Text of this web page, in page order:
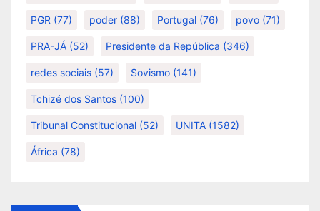
PGR (77) poder (88) Portugal (76) povo (71)
PRA-JÁ (52) Presidente da República (346)
redes sociais (57) Sovismo (141)
Tchizé dos Santos (100)
Tribunal Constitucional (52) UNITA (1582)
África (78)